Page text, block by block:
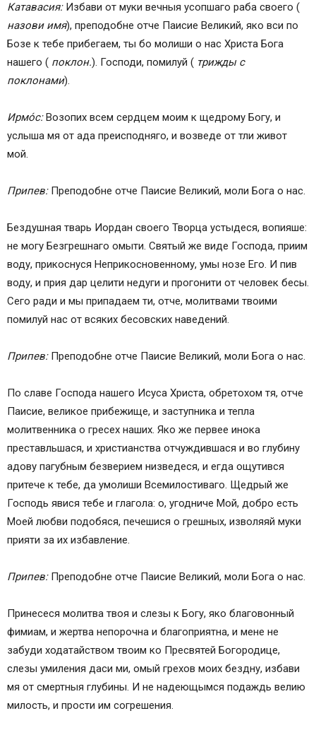
Катавасия:Избави от муки вечныя усопшаго раба своего (
назови имя), преподобне отче Паисие Великий, яко вси по
Бозе к тебе прибегаем, ты бо молиши о нас Христа Бога
нашего ( поклон.). Господи, помилуй ( трижды с
поклонами).
Ирмо́с:Возопих всем сердцем моим к щедрому Богу, и
услыша мя от ада преисподняго, и возведе от тли живот
мой.
Припев:Преподобне отче Паисие Великий, моли Бога о нас.
Бездушная тварь Иордан своего Творца устыдеся, вопияше:
не могу Безгрешнаго омыти. Святый же виде Господа, приим
воду, прикоснуся Неприкосновенному, умы нозе Его. И пив
воду, и прия дар целити недуги и прогонити от человек бесы.
Сего ради и мы припадаем ти, отче, молитвами твоими
помилуй нас от всяких бесовских наведений.
Припев:Преподобне отче Паисие Великий, моли Бога о нас.
По славе Господа нашего Исуса Христа, обретохом тя, отче
Паисие, великое прибежище, и заступника и тепла
молитвенника о гресех наших. Яко же первее инока
преставльшася, и христианства отчуждившася и во глубину
адову пагубным безверием низведеся, и егда ощутився
притече к тебе, да умолиши Всемилостиваго. Щедрый же
Господь явися тебе и глагола: о, угодниче Мой, добро есть
Моей любви подобяся, печешися о грешных, изволяяй муки
прияти за их избавление.
Припев:Преподобне отче Паисие Великий, моли Бога о нас.
Принесеся молитва твоя и слезы к Богу, яко благовонный
фимиам, и жертва непорочна и благоприятна, и мене не
забуди ходатайством твоим ко Пресвятей Богородице,
слезы умиления даси ми, омый грехов моих бездну, избави
мя от смертныя глубины. И не надеющымся подаждь велию
милость, и прости им согрешения.